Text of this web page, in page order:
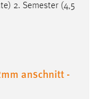
2. Semester (4,5
anschnitt -